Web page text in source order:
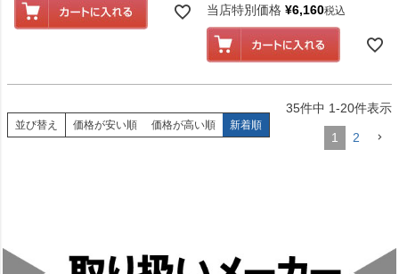
当店特別価格 ¥6,160税込
並び替え 価格が安い順 価格が高い順 新着順
35件中 1-20件表示
1 2